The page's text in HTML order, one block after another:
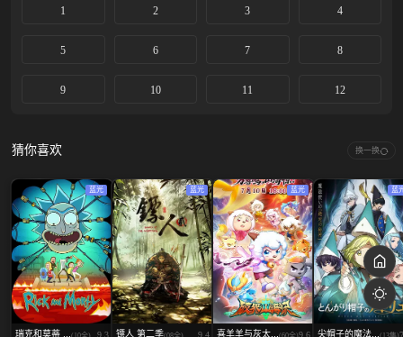
1 2 3 4
5 6 7 8
9 10 11 12
猜你喜欢 换一换
蓝光
瑞克和莫蒂 ... 9.3
蓝光
镖人 第二季 9.4
蓝光
喜羊羊与灰太... 9.6
蓝
尖帽子的魔法...